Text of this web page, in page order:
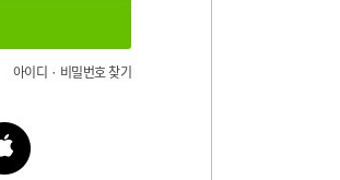
아이디 · 비밀번호 찾기